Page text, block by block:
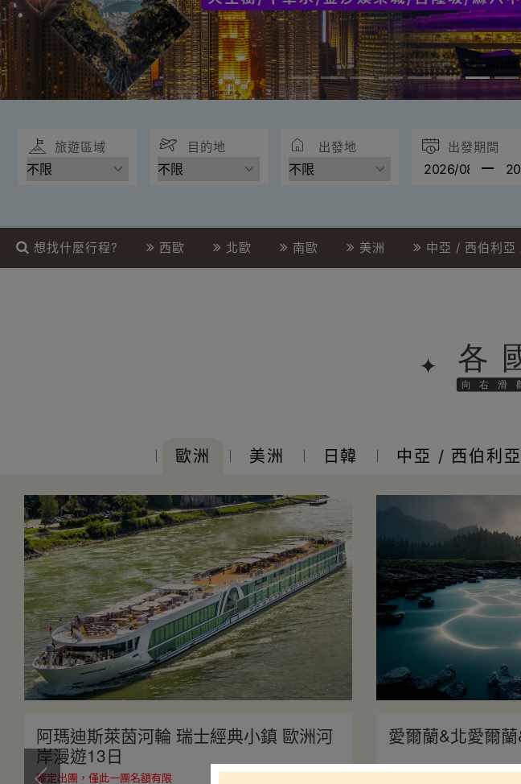
旅遊區域 目的地 出發地 出發期間
想找什麼行程? 西歐 北歐 南歐 美洲 中亞 / 西伯利亞
歐洲 美洲 日韓 中亞 / 西伯利
阿瑪迪斯萊茵河輪 瑞士經典小鎮 歐洲河
岸漫遊13日
確定出團，僅此一團名額有限
愛爾蘭&北愛爾